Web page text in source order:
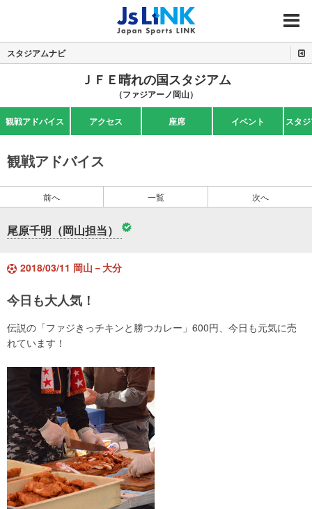
MENU
スタジアムナビ
ＪＦＥ晴れの国スタジアム
（ファジアーノ岡山）
観戦アドバイス アクセス 座席 イベント スタ
観戦アドバイス
前へ 一覧 次へ
尾原千明（岡山担当）
2018/03/11 岡山－大分
今日も大人気！
伝説の「ファジきっチキンと勝つカレー」600円、今日も元気に売
れています！